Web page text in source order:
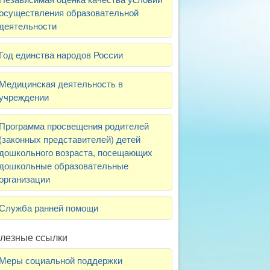
образовательной
единства народов России
деятельность в
просвещения родителей
представителей) детей
возраста, посещающих
образовательные
ранней помощи
ссылки
социальной поддержки